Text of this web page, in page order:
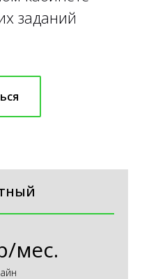
заданий
мес.